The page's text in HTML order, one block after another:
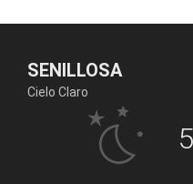
SENILLOSA
Cielo Claro